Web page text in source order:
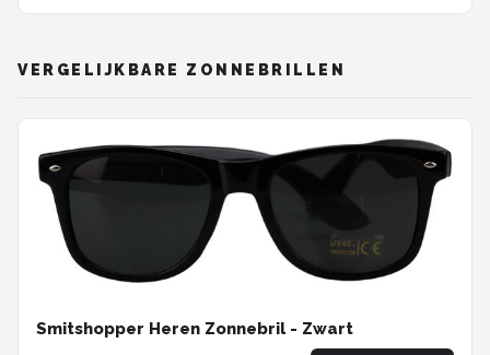
VERGELIJKBARE ZONNEBRILLEN
Smitshopper Heren Zonnebril - Zwart